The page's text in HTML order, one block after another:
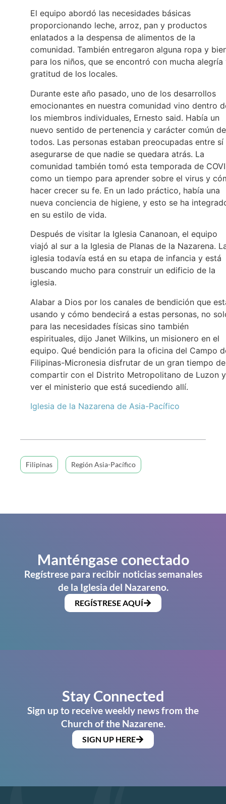
El equipo abordó las necesidades básicas
proporcionando leche, arroz, pan y productos
enlatados a la despensa de alimentos de la
comunidad. También entregaron alguna ropa y
para los niños, que se encontró con mucha alegría
gratitud de los locales.
Durante este año pasado, uno de los desarrollos
emocionantes en nuestra comunidad vino dentro
los miembros individuales, Ernesto said. Había un
nuevo sentido de pertenencia y carácter común de
todos. Las personas estaban preocupadas entre sí
asegurarse de que nadie se quedara atrás. La
comunidad también tomó esta temporada de
como un tiempo para aprender sobre el virus y
hacer crecer su fe. En un lado práctico, había una
nueva conciencia de higiene, y esto se ha
en su estilo de vida.
Después de visitar la Iglesia Cananoan, el equipo
viajó al sur a la Iglesia de Planas de la Nazarena.
iglesia todavía está en su etapa de infancia y está
buscando mucho para construir un edificio de la
iglesia.
Alabar a Dios por los canales de bendición que
usando y cómo bendecirá a estas personas, no
para las necesidades físicas sino también
espirituales, dijo Janet Wilkins, un misionero en el
equipo. Qué bendición para la oficina del Campo
Filipinas-Micronesia disfrutar de un gran tiempo de
compartir con el Distrito Metropolitano de Luzon y
ver el ministerio que está sucediendo allí.
Iglesia de la Nazarena de Asia-Pacífico
Filipinas Región Asia-Pacífico
Manténgase conectado
Regístrese para recibir noticias semanales
de la Iglesia del Nazareno.
REGÍSTRESE AQUÍ
Stay Connected
Sign up to receive weekly news from the
Church of the Nazarene.
SIGN UP HERE